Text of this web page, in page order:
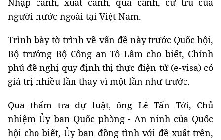
Nhập cảnh, xuất cảnh, quá cảnh, cư trú của
người nước ngoài tại Việt Nam.
Trình bày tờ trình về vấn đề này trước Quốc hội,
Bộ trưởng Bộ Công an Tô Lâm cho biết, Chính
phủ đề nghị quy định thị thực điện tử (e-visa) có
giá trị nhiều lần thay vì một lần như trước.
Qua thẩm tra dự luật, ông Lê Tấn Tới, Chủ
nhiệm Ủy ban Quốc phòng - An ninh của Quốc
hội cho biết, Ủy ban đồng tình với đề xuất trên,